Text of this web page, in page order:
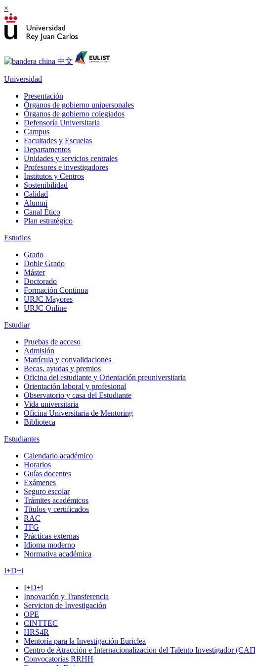
×
Universidad
Presentación
Órganos de gobierno unipersonales
Órganos de gobierno colegiados
Defensoría Universitaria
Campus
Facultades y Escuelas
Departamentos
Unidades y servicios centrales
Profesores e investigadores
Institutos y Centros
Sostenibilidad
Calidad
Alumni
Canal Ético
Plan estratégico
Estudios
Grado
Doble Grado
Máster
Doctorado
Formación Continua
URJC Mayores
URJC Online
Estudiar
Pruebas de acceso
Admisión
Matrícula y convalidaciones
Becas, ayudas y premios
Oficina del estudiante y Orientación preuniversitaria
Orientación laboral y profesional
Observatorio y casa del Estudiante
Vida universitaria
Oficina Universitaria de Mentoring
Biblioteca
Estudiantes
Calendario académico
Horarios
Guías docentes
Exámenes
Seguro escolar
Trámites académicos
Títulos y certificados
RAC
TFG
Prácticas externas
Idioma moderno
Normativa académica
I+D+i
I+D+i
Innovación y Transferencia
Servicion de Investigación
OPE
CINTTEC
HRS4R
Mentoría para la Investigación Euriclea
Centro de Atracción e Internacionalización del Talento Investigador
Convocatorias RRHH